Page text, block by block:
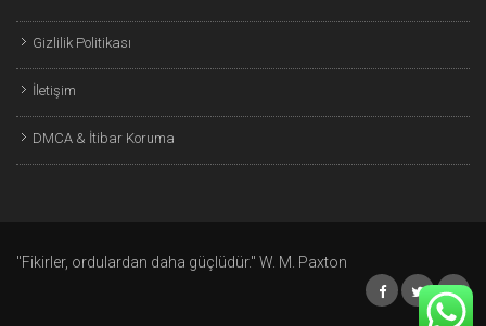
Gizlilik Politikası
İletişim
DMCA & İtibar Koruma
"Fikirler, ordulardan daha güçlüdür." W. M. Paxton